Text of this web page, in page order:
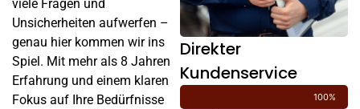
Direkter
Kundenservice
100%
viele Fragen und
Unsicherheiten aufwerfen –
genau hier kommen wir ins
Spiel. Mit mehr als 8 Jahren
Erfahrung und einem klaren
Fokus auf Ihre Bedürfnisse